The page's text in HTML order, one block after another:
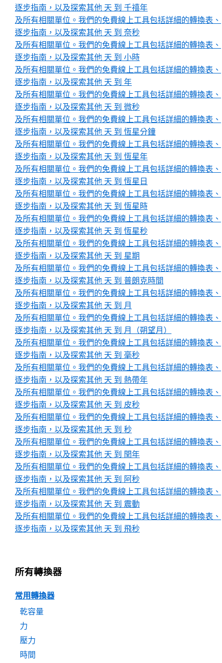
逐步指南，以及探索其他 天 到 千禧年
及所有相關單位。我們的免費線上工具包括詳細的轉換表、
逐步指南，以及探索其他 天 到 奈秒
及所有相關單位。我們的免費線上工具包括詳細的轉換表、
逐步指南，以及探索其他 天 到 小時
及所有相關單位。我們的免費線上工具包括詳細的轉換表、
逐步指南，以及探索其他 天 到 年
及所有相關單位。我們的免費線上工具包括詳細的轉換表、
逐步指南，以及探索其他 天 到 微秒
及所有相關單位。我們的免費線上工具包括詳細的轉換表、
逐步指南，以及探索其他 天 到 恆星分鐘
及所有相關單位。我們的免費線上工具包括詳細的轉換表、
逐步指南，以及探索其他 天 到 恆星年
及所有相關單位。我們的免費線上工具包括詳細的轉換表、
逐步指南，以及探索其他 天 到 恆星日
及所有相關單位。我們的免費線上工具包括詳細的轉換表、
逐步指南，以及探索其他 天 到 恆星時
及所有相關單位。我們的免費線上工具包括詳細的轉換表、
逐步指南，以及探索其他 天 到 恆星秒
及所有相關單位。我們的免費線上工具包括詳細的轉換表、
逐步指南，以及探索其他 天 到 星期
及所有相關單位。我們的免費線上工具包括詳細的轉換表、
逐步指南，以及探索其他 天 到 普朗克時間
及所有相關單位。我們的免費線上工具包括詳細的轉換表、
逐步指南，以及探索其他 天 到 月
及所有相關單位。我們的免費線上工具包括詳細的轉換表、
逐步指南，以及探索其他 天 到 月（朔望月）
及所有相關單位。我們的免費線上工具包括詳細的轉換表、
逐步指南，以及探索其他 天 到 毫秒
及所有相關單位。我們的免費線上工具包括詳細的轉換表、
逐步指南，以及探索其他 天 到 熱帶年
及所有相關單位。我們的免費線上工具包括詳細的轉換表、
逐步指南，以及探索其他 天 到 皮秒
及所有相關單位。我們的免費線上工具包括詳細的轉換表、
逐步指南，以及探索其他 天 到 秒
及所有相關單位。我們的免費線上工具包括詳細的轉換表、
逐步指南，以及探索其他 天 到 閏年
及所有相關單位。我們的免費線上工具包括詳細的轉換表、
逐步指南，以及探索其他 天 到 阿秒
及所有相關單位。我們的免費線上工具包括詳細的轉換表、
逐步指南，以及探索其他 天 到 震動
及所有相關單位。我們的免費線上工具包括詳細的轉換表、
逐步指南，以及探索其他 天 到 飛秒
所有轉換器
常用轉換器
乾容量
力
壓力
時間